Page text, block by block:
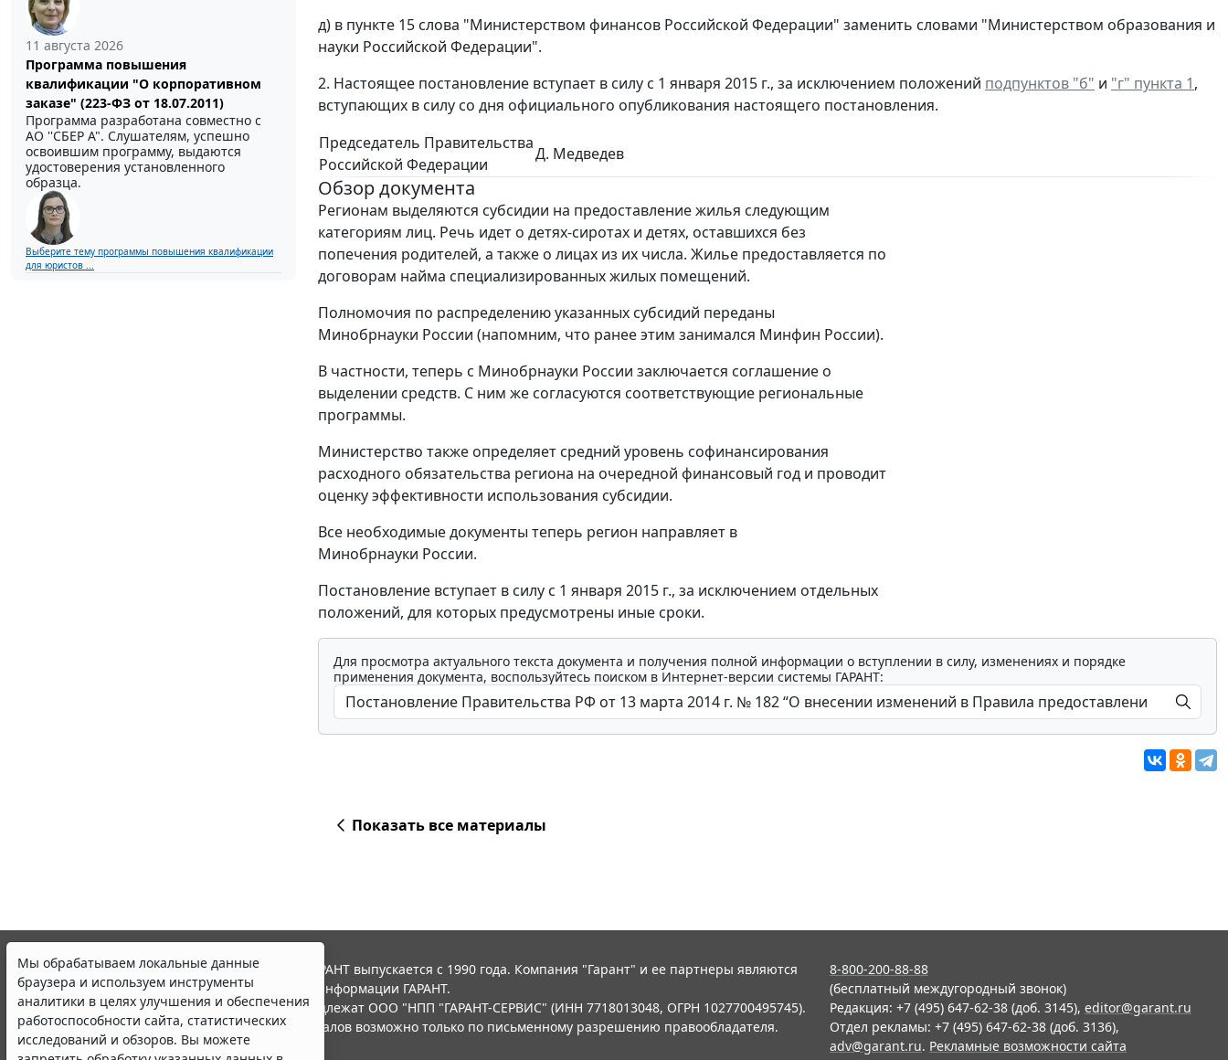
11 августа 2026
Программа повышения
квалификации "О корпоративном
заказе" (223-ФЗ от 18.07.2011)
Программа разработана совместно с
АО ''СБЕР А". Слушателям, успешно
освоившим программу, выдаются
удостоверения установленного
образца.
Выберите тему программы повышения квалификации
для юристов ...
д) в пункте 15 слова "Министерством финансов Российской Федерации" заменить словами "Министерством образования и
науки Российской Федерации".
2. Настоящее постановление вступает в силу с 1 января 2015 г., за исключением положений подпунктов "б" и "г" пункта 1,
вступающих в силу со дня официального опубликования настоящего постановления.
Председатель Правительства
Российской Федерации
Д. Медведев
Обзор документа
Регионам выделяются субсидии на предоставление жилья следующим
категориям лиц. Речь идет о детях-сиротах и детях, оставшихся без
попечения родителей, а также о лицах из их числа. Жилье предоставляется по
договорам найма специализированных жилых помещений.
Полномочия по распределению указанных субсидий переданы
Минобрнауки России (напомним, что ранее этим занимался Минфин России).
В частности, теперь с Минобрнауки России заключается соглашение о
выделении средств. С ним же согласуются соответствующие региональные
программы.
Министерство также определяет средний уровень софинансирования
расходного обязательства региона на очередной финансовый год и проводит
оценку эффективности использования субсидии.
Все необходимые документы теперь регион направляет в
Минобрнауки России.
Постановление вступает в силу с 1 января 2015 г., за исключением отдельных
положений, для которых предусмотрены иные сроки.
Для просмотра актуального текста документа и получения полной информации о вступлении в силу, изменениях и порядке
применения документа, воспользуйтесь поиском в Интернет-версии системы ГАРАНТ:
Показать все материалы
Мы обрабатываем локальные данные
браузера и используем инструменты
аналитики в целях улучшения и обеспечения
работоспособности сайта, статистических
исследований и обзоров. Вы можете
© ООО "НПП "ГАРАНТ-СЕРВИС", 2026. Система ГАРАНТ выпускается с 1990 года. Компания "Гарант" и ее партнеры являются
участниками Российской ассоциации правовой информации ГАРАНТ.
Все права на материалы сайта ГАРАНТ.РУ принадлежат ООО "НПП "ГАРАНТ-СЕРВИС" (ИНН 7718013048, ОГРН 1027700495745).
Полное или частичное воспроизведение материалов возможно только по письменному разрешению правообладателя.
Правила использования портала.
8-800-200-88-88
(бесплатный междугородный звонок)
Редакция: +7 (495) 647-62-38 (доб. 3145), editor@garant.ru
Отдел рекламы: +7 (495) 647-62-38 (доб. 3136),
adv@garant.ru. Рекламные возможности сайта